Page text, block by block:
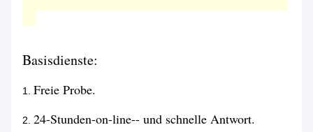
Basisdienste:
1. Freie Probe.
2. 24-Stunden-on-line-- und schnelle Antwort.